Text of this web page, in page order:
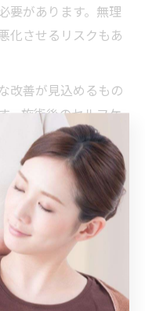
要があります。無理
化させるリスクもあ
改善が見込めるもの
。施術後のセルフケ
行ってくれる院を選
ストレッチや筋力ト
もアドバイスしてく
説明やリスク管
してください。安全
めのポイントです。